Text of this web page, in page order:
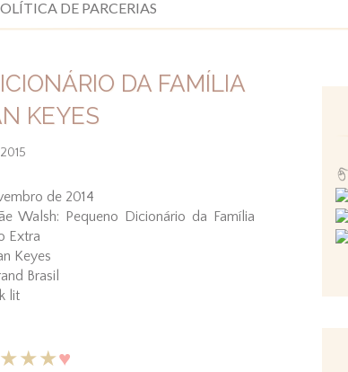
DE PARCERIAS
DA FAMÍLIA
KEYES
de 2014
Walsh: Pequeno Dicionário da Família
Extra
Keyes
Brasil
lit
♥